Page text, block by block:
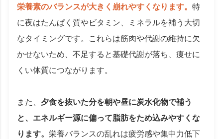
栄養素のバランスが大きく崩れやすくなります。特
に夜はたんぱく質やビタミン、ミネラルを補う大切
なタイミングです。これらは筋肉や代謝の維持に欠
かせないため、不足すると基礎代謝が落ち、痩せに
くい体質につながります。
また、 夕食を抜いた分を朝や昼に炭水化物で補う
と、エネルギー源に偏って脂肪をため込みやすくな
ります。栄養バランスの乱れは疲労感や集中力低下